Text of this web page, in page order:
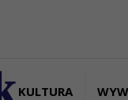
KULTURA